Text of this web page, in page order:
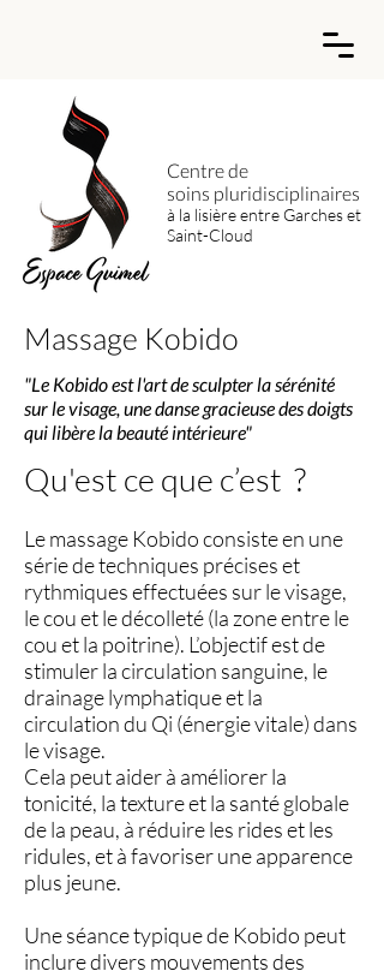
Centre de
soins pluridisciplinaires
à la lisière entre Garches et
Saint-Cloud
Massage Kobido
"Le Kobido est l'art de sculpter la sérénité
sur le visage, une danse gracieuse des doigts
qui libère la beauté intérieure"
Qu'est ce que c’est ?
Le massage Kobido consiste en une
série de techniques précises et
rythmiques effectuées sur le visage,
le cou et le décolleté (la zone entre le
cou et la poitrine). L’objectif est de
stimuler la circulation sanguine, le
drainage lymphatique et la
circulation du Qi (énergie vitale) dans
le visage.
Cela peut aider à améliorer la
tonicité, la texture et la santé globale
de la peau, à réduire les rides et les
ridules, et à favoriser une apparence
plus jeune.
Une séance typique de Kobido peut
inclure divers mouvements des